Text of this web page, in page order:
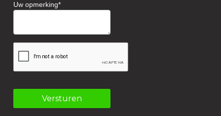
Uw opmerking
Versturen